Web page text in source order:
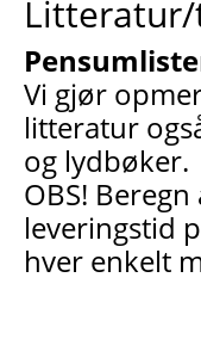
Vi gjør
litteratur
og lydbøker.
OBS!
leveringstid
hver enkelt